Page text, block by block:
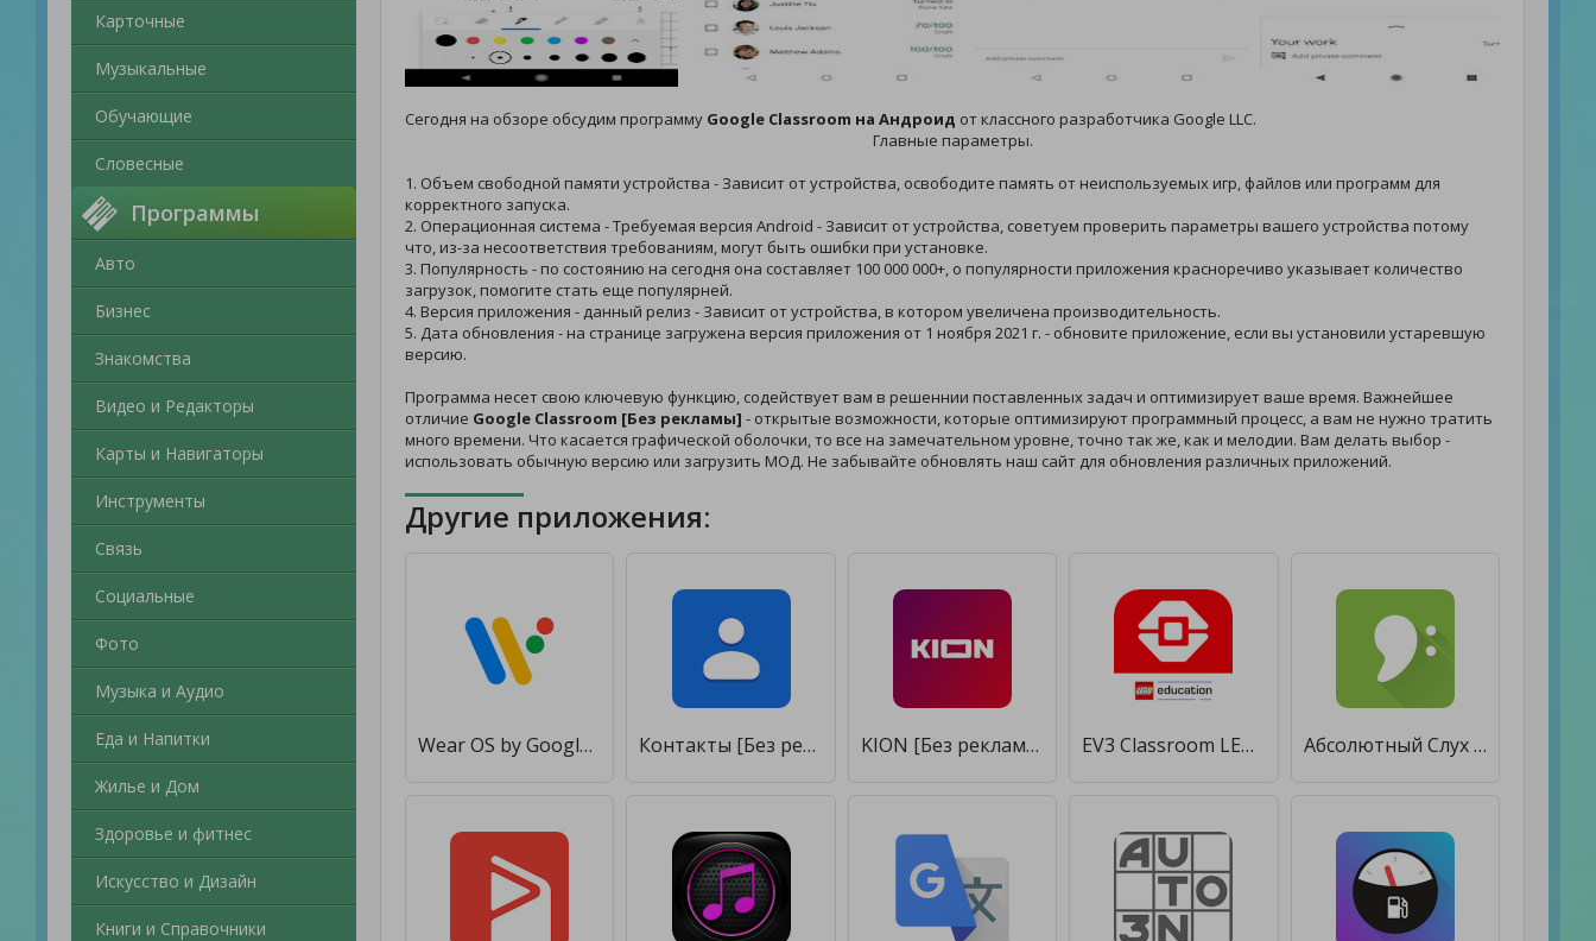
Карточные
Музыкальные
Обучающие
Словесные
Программы
Авто
Бизнес
Знакомства
Видео и Редакторы
Карты и Навигаторы
Инструменты
Связь
Социальные
Фото
Музыка и Аудио
Еда и Напитки
Жилье и Дом
Здоровье и фитнес
Искусство и Дизайн
Книги и Справочники
Сегодня на обзоре обсудим программу Google Classroom на Андроид от классного разработчика Google LLC.
Главные параметры.
1. Объем свободной памяти устройства - Зависит от устройства, освободите память от неиспользуемых игр, файлов или программ для
корректного запуска.
2. Операционная система - Требуемая версия Android - Зависит от устройства, советуем проверить параметры вашего устройства потому
что, из-за несоответствия требованиям, могут быть ошибки при установке.
3. Популярность - по состоянию на сегодня она составляет 100 000 000+, о популярности приложения красноречиво указывает количество
загрузок, помогите стать еще популярней.
4. Версия приложения - данный релиз - Зависит от устройства, в котором увеличена производительность.
5. Дата обновления - на странице загружена версия приложения от 1 ноября 2021 г. - обновите приложение, если вы установили устаревшую
версию.
Программа несет свою ключевую функцию, содействует вам в решеннии поставленных задач и оптимизирует ваше время. Важнейшее
отличие Google Classroom [Без рекламы] - открытые возможности, которые оптимизируют программный процесс, а вам не нужно тратить
много времени. Что касается графической оболочки, то все на замечательном уровне, точно так же, как и мелодии. Вам делать выбор -
использовать обычную версию или загрузить МОД. Не забывайте обновлять наш сайт для обновления различных приложений.
Другие приложения:
Wear OS by Google [Без рекламы] Контакты [Без рекламы] KION [Без рекламы] EV3 Classroom LEGO® Education [Без рекламы] Абсолютный Слух - Тренировка Слуха и Ритма [Без рекламы]